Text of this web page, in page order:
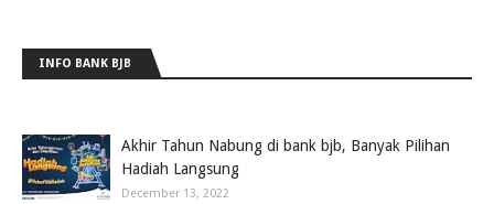
INFO BANK BJB
Akhir Tahun Nabung di bank bjb, Banyak Pilihan
Hadiah Langsung
December 13, 2022